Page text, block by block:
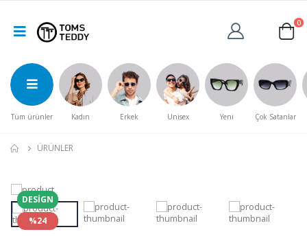
0
Tüm ürünler Kadın Erkek Unisex Yeni Çok Satanlar
ÜRÜNLER
DESIGN
%24